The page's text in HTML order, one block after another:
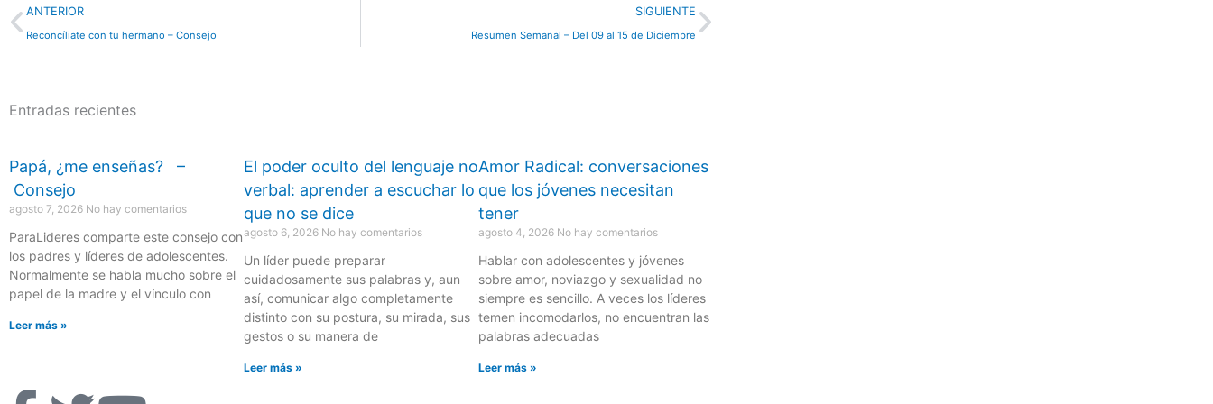
Previo
ANTERIOR
Reconcíliate con tu hermano – Consejo
SIGUIENTE
Resumen Semanal – Del 09 al 15 de Diciembre
Next
Entradas recientes
Papá, ¿me enseñas? –
Consejo
agosto 7, 2026 No hay comentarios
ParaLideres comparte este consejo con
los padres y líderes de adolescentes.
Normalmente se habla mucho sobre el
papel de la madre y el vínculo con
Leer más »
El poder oculto del lenguaje no
verbal: aprender a escuchar lo
que no se dice
agosto 6, 2026 No hay comentarios
Un líder puede preparar
cuidadosamente sus palabras y, aun
así, comunicar algo completamente
distinto con su postura, su mirada, sus
gestos o su manera de
Leer más »
Amor Radical: conversaciones
que los jóvenes necesitan
tener
agosto 4, 2026 No hay comentarios
Hablar con adolescentes y jóvenes
sobre amor, noviazgo y sexualidad no
siempre es sencillo. A veces los líderes
temen incomodarlos, no encuentran las
palabras adecuadas
Leer más »